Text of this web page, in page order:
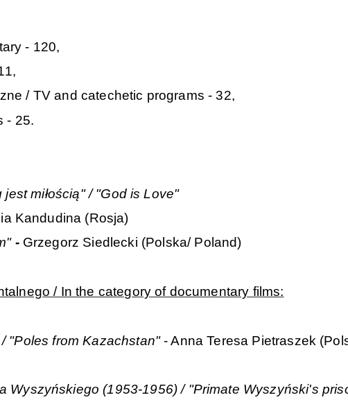
- 120,
/ TV and catechetic programs - 32,
- 25.
miłością" / "God is Love"
Kandudina (Rosja)
-Grzegorz Siedlecki (Polska/ Poland)
/ In the category of documentary films:
"Poles from Kazachstan"- Anna Teresa Pietraszek
Wyszyńskiego (1953-1956) / "Primate Wyszyński's